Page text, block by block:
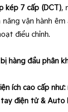
kép 7 cấp (DCT),
vận hành
điều chỉnh.
hàng đầu phân
ích cao cấp
điện tử & Auto